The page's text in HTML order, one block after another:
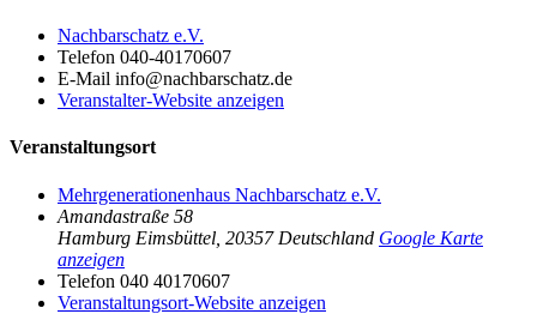
Nachbarschatz e.V.
Telefon 040-40170607
E-Mail info@nachbarschatz.de
Veranstalter-Website anzeigen
Veranstaltungsort
Mehrgenerationenhaus Nachbarschatz e.V.
Amandastraße 58
Hamburg Eimsbüttel 20357 Deutschland Google Karte
anzeigen
Telefon 040 40170607
Veranstaltungsort-Website anzeigen